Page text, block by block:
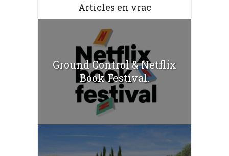
Articles en vrac
Ground Control & Netflix
Book Festival.